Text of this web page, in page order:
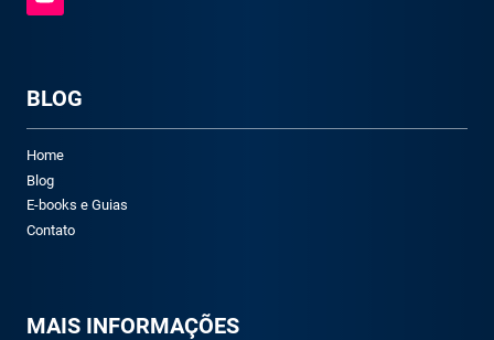
BLOG
Home
Blog
E-books e Guias
Contato
MAIS INFORMAÇÕES